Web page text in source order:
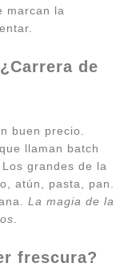
marcan la
de
buen precio.
llaman batch
grandes de la
atún, pasta, pan.
La magia de la
frescura?